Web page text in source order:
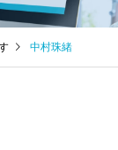
中村珠緒